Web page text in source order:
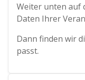
Weiter unten auf
Daten Ihrer
Dann finden wir
passt.